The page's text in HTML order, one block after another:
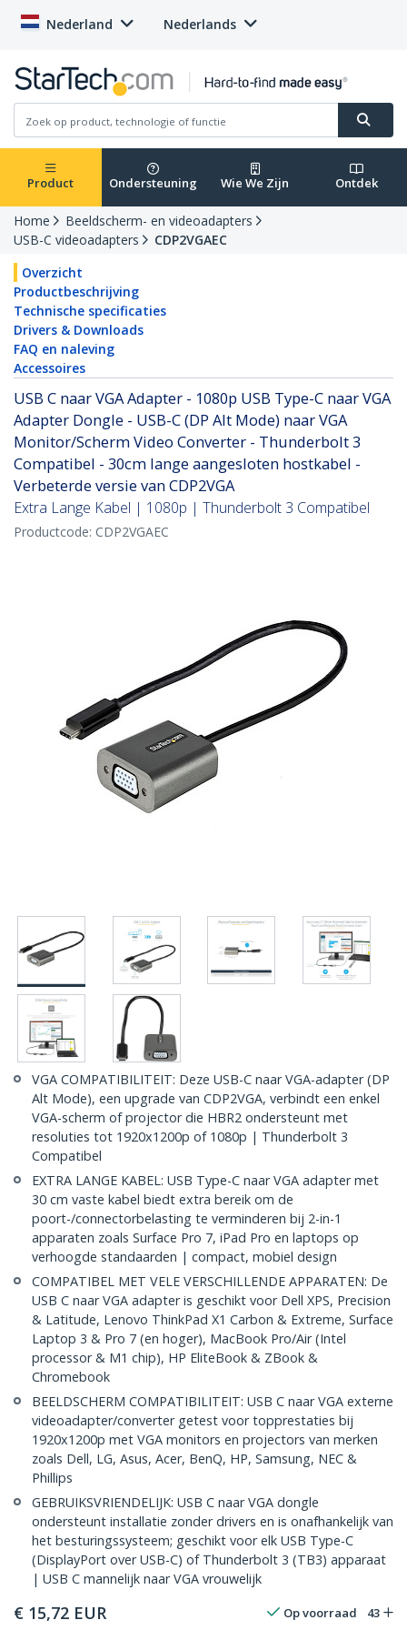
Nederland Nederlands
Product Ondersteuning Wie We Zijn Ontdek
Home
Beeldscherm- en videoadapters
USB-C videoadapters
CDP2VGAEC
Overzicht
Productbeschrijving
Technische specificaties
Drivers & Downloads
FAQ en naleving
Accessoires
USB C naar VGA Adapter - 1080p USB Type-C naar VGA
Adapter Dongle - USB-C (DP Alt Mode) naar VGA
Monitor/Scherm Video Converter - Thunderbolt 3
Compatibel - 30cm lange aangesloten hostkabel -
Verbeterde versie van CDP2VGA
Extra Lange Kabel | 1080p | Thunderbolt 3 Compatibel
Productcode: CDP2VGAEC
VGA COMPATIBILITEIT: Deze USB-C naar VGA-adapter (DP
Alt Mode), een upgrade van CDP2VGA, verbindt een enkel
VGA-scherm of projector die HBR2 ondersteunt met
resoluties tot 1920x1200p of 1080p | Thunderbolt 3
Compatibel
EXTRA LANGE KABEL: USB Type-C naar VGA adapter met
30 cm vaste kabel biedt extra bereik om de
poort-/connectorbelasting te verminderen bij 2-in-1
apparaten zoals Surface Pro 7, iPad Pro en laptops op
verhoogde standaarden | compact, mobiel design
COMPATIBEL MET VELE VERSCHILLENDE APPARATEN: De
USB C naar VGA adapter is geschikt voor Dell XPS, Precision
& Latitude, Lenovo ThinkPad X1 Carbon & Extreme, Surface
Laptop 3 & Pro 7 (en hoger), MacBook Pro/Air (Intel
processor & M1 chip), HP EliteBook & ZBook &
Chromebook
BEELDSCHERM COMPATIBILITEIT: USB C naar VGA externe
videoadapter/converter getest voor topprestaties bij
1920x1200p met VGA monitors en projectors van merken
zoals Dell, LG, Asus, Acer, BenQ, HP, Samsung, NEC &
Phillips
GEBRUIKSVRIENDELIJK: USB C naar VGA dongle
ondersteunt installatie zonder drivers en is onafhankelijk van
het besturingssysteem; geschikt voor elk USB Type-C
(DisplayPort over USB-C) of Thunderbolt 3 (TB3) apparaat
| USB C mannelijk naar VGA vrouwelijk
€ 15,72 EUR Op voorraad 43